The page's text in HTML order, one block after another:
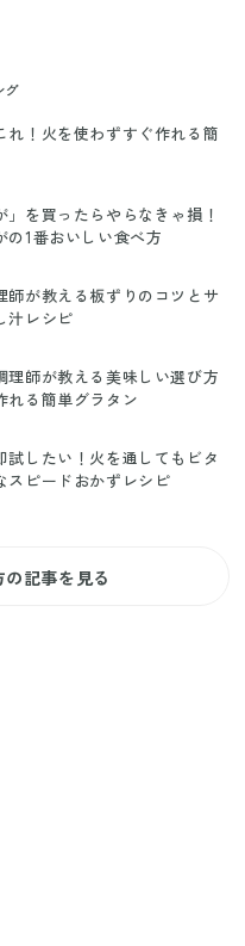
グ
れ！火を使わずすぐ作れる簡
を買ったらやらなきゃ損！
の1番おいしい食べ方
師が教える板ずりのコツとサ
汁レシピ
理師が教える美味しい選び方
れる簡単グラタン
試したい！火を通してもビタ
スピードおかずレシピ
記事を見る